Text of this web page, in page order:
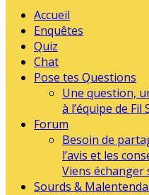
Accueil
Enquêtes
Quiz
Chat
Pose tes Questions
Une question,
à l’équipe de Fil
Forum
Besoin de
l’avis et les
Viens
Sourds &